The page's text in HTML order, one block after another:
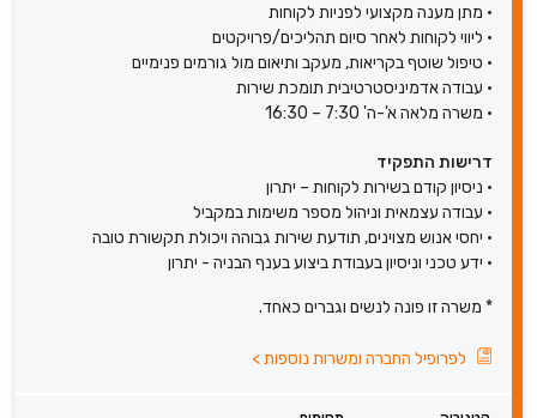
• מתן מענה מקצועי לפניות לקוחות
• ליווי לקוחות לאחר סיום תהליכים/פרויקטים
• טיפול שוטף בקריאות, מעקב ותיאום מול גורמים פנימיים
• עבודה אדמיניסטרטיבית תומכת שירות
• משרה מלאה א'-ה' 7:30 – 16:30
דרישות התפקיד
• ניסיון קודם בשירות לקוחות – יתרון
• עבודה עצמאית וניהול מספר משימות במקביל
• יחסי אנוש מצוינים, תודעת שירות גבוהה ויכולת תקשורת טובה
• ידע טכני וניסיון בעבודת ביצוע בענף הבניה - יתרון
* משרה זו פונה לנשים וגברים כאחד.
לפרופיל החברה ומשרות נוספות>